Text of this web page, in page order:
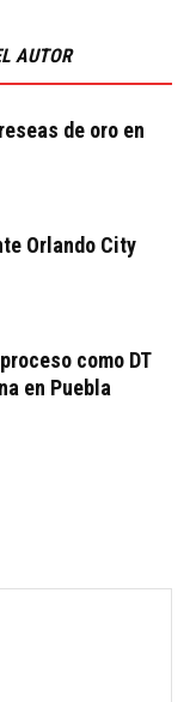
AUTOR
de oro en
Orlando City
como DT
en Puebla